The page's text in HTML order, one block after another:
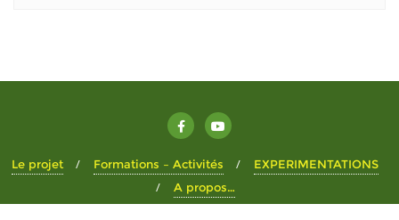
Le projet Formations – Activités
EXPERIMENTATIONS
A propos…